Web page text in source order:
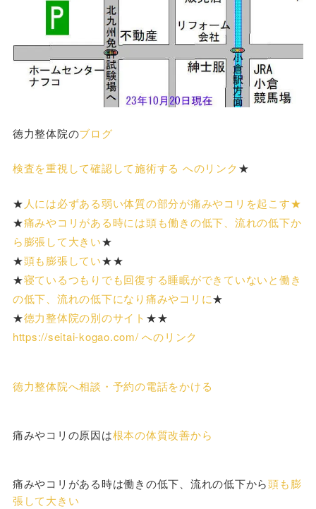
徳力整体院のブログ
検査を重視して確認して施術する へのリンク★
★ 人には必ずある弱い体質の部分が痛みやコリを起こす★
★痛みやコリがある時には頭も働きの低下、流れの低下か
ら膨張して大きい★
★頭も膨張してい★★
★寝ているつもりでも回復する睡眠ができていないと働き
の低下、流れの低下になり痛みやコリに★
★徳力整体院の別のサイト ★★
https://seitai-kogao.com/ へのリンク
徳力整体院へ相談・予約の電話をかける
痛みやコリの原因は根本の体質改善から
痛みやコリがある時は働きの低下、流れの低下から頭も膨
張して大きい